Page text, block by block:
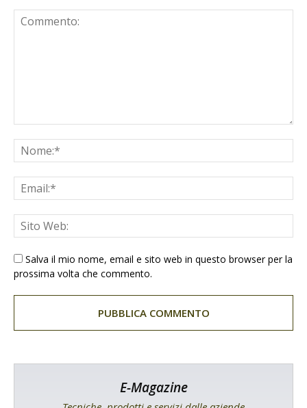
Salva il mio nome, email e sito web in questo browser per la
prossima volta che commento.
E-Magazine